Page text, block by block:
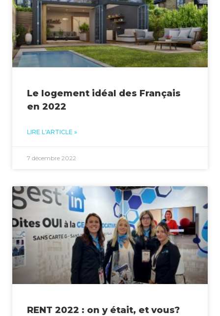
Le logement idéal des Français
en 2022
LIRE L'ARTICLE »
7 décembre 2022
RENT 2022 : on y était, et vous?